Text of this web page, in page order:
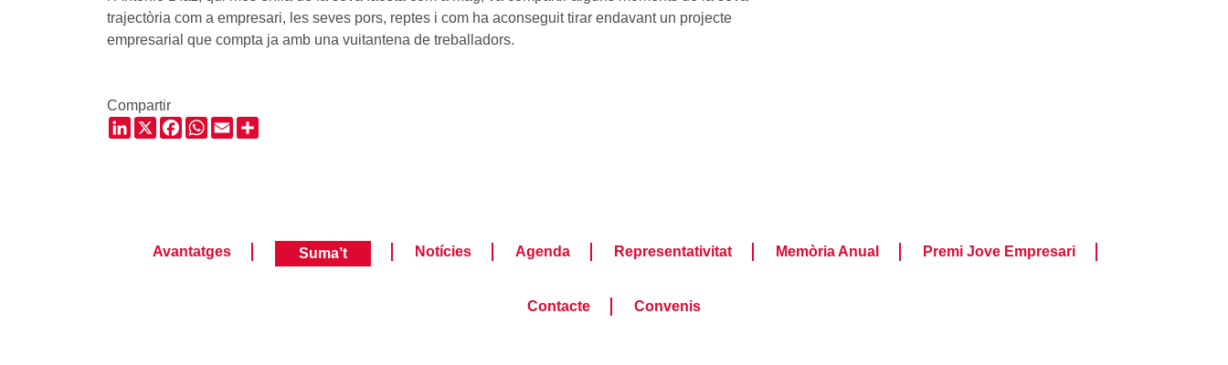
trajectòria com a empresari, les seves pors, reptes i com ha aconseguit tirar endavant un projecte
empresarial que compta ja amb una vuitantena de treballadors.
Compartir
LinkedIn
X Facebook
WhatsApp
Email
Avantatges Suma’t Notícies Agenda Representativitat Memòria Anual Premi Jove Empresari
Contacte Convenis